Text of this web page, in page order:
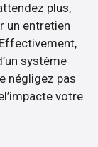
plus,
un entretien
système
négligez pas
votre